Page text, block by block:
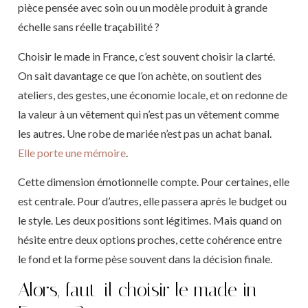
pièce pensée avec soin ou un modèle produit à grande
échelle sans réelle traçabilité ?
Choisir le made in France, c’est souvent choisir la clarté.
On sait davantage ce que l’on achète, on soutient des
ateliers, des gestes, une économie locale, et on redonne de
la valeur à un vêtement qui n’est pas un vêtement comme
les autres. Une robe de mariée n’est pas un achat banal.
Elle porte une mémoire
Cette dimension émotionnelle compte. Pour certaines, elle
est centrale. Pour d’autres, elle passera après le budget ou
le style. Les deux positions sont légitimes. Mais quand on
hésite entre deux options proches, cette cohérence entre
le fond et la forme pèse souvent dans la décision finale.
Alors, faut-il choisir le made in